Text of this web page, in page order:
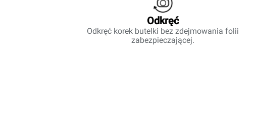
Odkręć
Odkręć korek butelki bez zdejmowania folii
zabezpieczającej.